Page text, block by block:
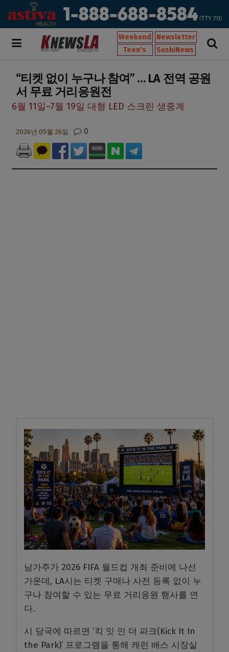
Weekend
Newsletter
Teen's
SushiNews
“티켓 없이 누구나 참여” … LA 전역 공원
서 무료 거리응원전
6월 11일~7월 19일 대형 LED 스크린 생중계
2026년 05월 26일 0
남가주가 2026 FIFA 월드컵 개최 준비에 나선
가운데, LA시는 티켓 구매나 사전 등록 없이 누
구나 참여할 수 있는 무료 거리응원 행사를 연
다.
시 당국에 따르면 ‘킥 잇 인 더 파크(Kick It In
the Park)’ 프로그램을 통해 캐런 배스 시장실